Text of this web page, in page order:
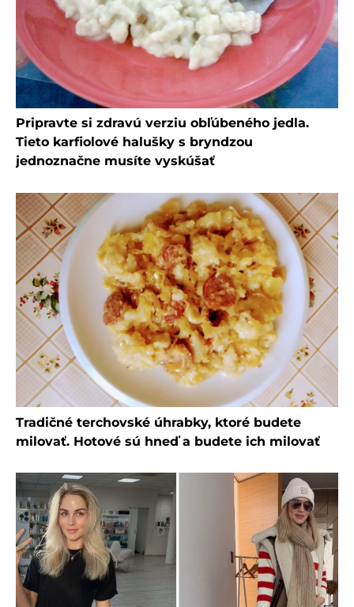
Pripravte si zdravú verziu obľúbeného jedla.
Tieto karfiolové halušky s bryndzou
jednoznačne musíte vyskúšať
Tradičné terchovské úhrabky, ktoré budete
milovať. Hotové sú hneď a budete ich milovať